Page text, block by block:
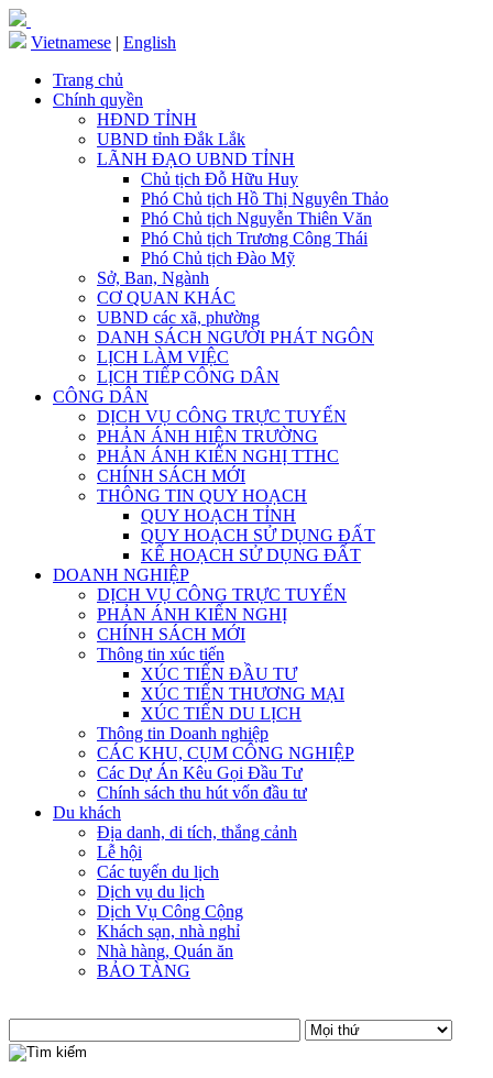
Vietnamese | English
Trang chủ
Chính quyền
HĐND TỈNH
UBND tỉnh Đắk Lắk
LÃNH ĐẠO UBND TỈNH
Chủ tịch Đỗ Hữu Huy
Phó Chủ tịch Hồ Thị Nguyên Thảo
Phó Chủ tịch Nguyễn Thiên Văn
Phó Chủ tịch Trương Công Thái
Phó Chủ tịch Đào Mỹ
Sở, Ban, Ngành
CƠ QUAN KHÁC
UBND các xã, phường
DANH SÁCH NGƯỜI PHÁT NGÔN
LỊCH LÀM VIỆC
LỊCH TIẾP CÔNG DÂN
CÔNG DÂN
DỊCH VỤ CÔNG TRỰC TUYẾN
PHẢN ÁNH HIỆN TRƯỜNG
PHẢN ÁNH KIẾN NGHỊ TTHC
CHÍNH SÁCH MỚI
THÔNG TIN QUY HOẠCH
QUY HOẠCH TỈNH
QUY HOẠCH SỬ DỤNG ĐẤT
KẾ HOẠCH SỬ DỤNG ĐẤT
DOANH NGHIỆP
DỊCH VỤ CÔNG TRỰC TUYẾN
PHẢN ÁNH KIẾN NGHỊ
CHÍNH SÁCH MỚI
Thông tin xúc tiến
XÚC TIẾN ĐẦU TƯ
XÚC TIẾN THƯƠNG MẠI
XÚC TIẾN DU LỊCH
Thông tin Doanh nghiệp
CÁC KHU, CỤM CÔNG NGHIỆP
Các Dự Án Kêu Gọi Đầu Tư
Chính sách thu hút vốn đầu tư
Du khách
Địa danh, di tích, thắng cảnh
Lễ hội
Các tuyến du lịch
Dịch vụ du lịch
Dịch Vụ Công Cộng
Khách sạn, nhà nghỉ
Nhà hàng, Quán ăn
BẢO TÀNG